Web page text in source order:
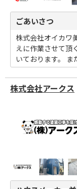
ごあいさつ
株式会社オイカワ
えに作業させて頂
いております。 ま
株式会社アークス